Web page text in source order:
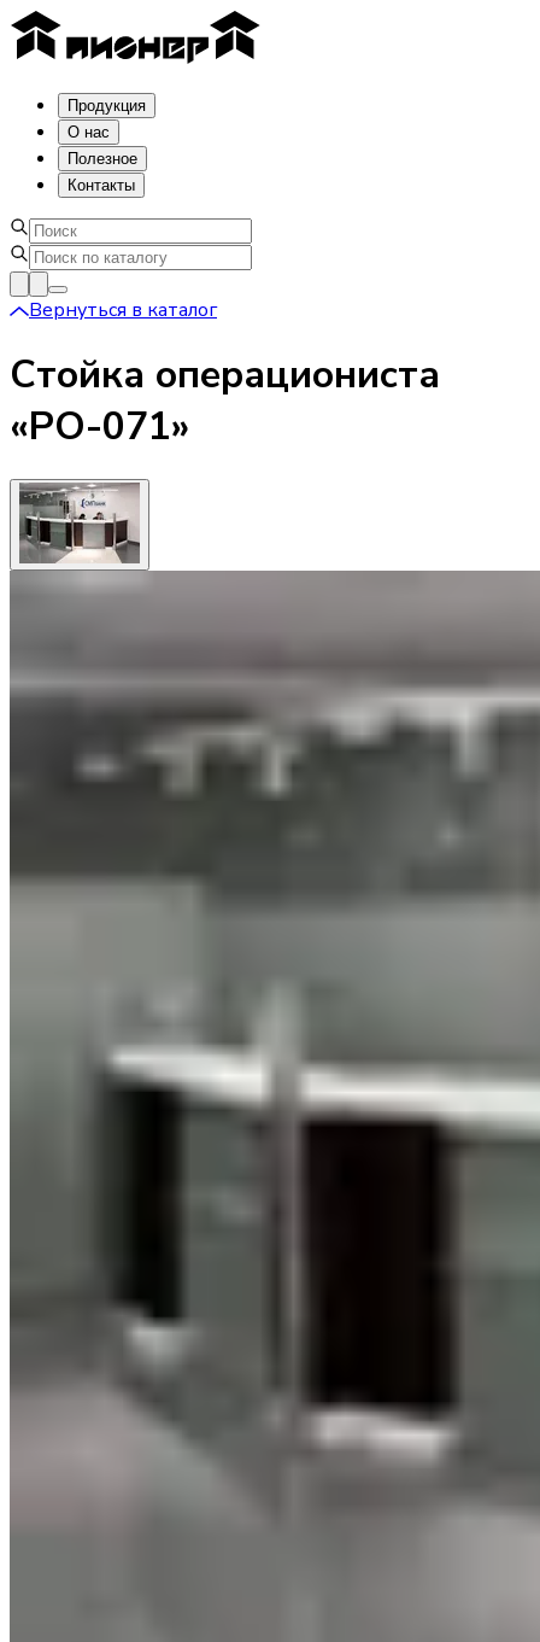
Продукция
О нас
Полезное
Контакты
Вернуться в каталог
Стойка операциониста
«РО-071»